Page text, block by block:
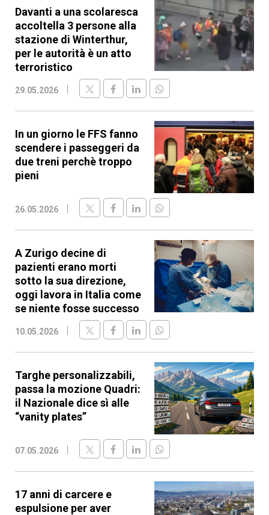
Davanti a una scolaresca
accoltella 3 persone alla
stazione di Winterthur,
per le autorità è un atto
terroristico
29.05.2026
In un giorno le FFS fanno
scendere i passeggeri da
due treni perchè troppo
pieni
26.05.2026
A Zurigo decine di
pazienti erano morti
sotto la sua direzione,
oggi lavora in Italia come
se niente fosse successo
10.05.2026
Targhe personalizzabili,
passa la mozione Quadri:
il Nazionale dice sì alle
“vanity plates”
07.05.2026
17 anni di carcere e
espulsione per aver